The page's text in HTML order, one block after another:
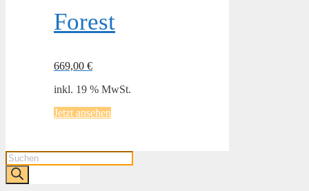
Forest
669,00 €
inkl. 19 % MwSt.
Jetzt ansehen
Products
search